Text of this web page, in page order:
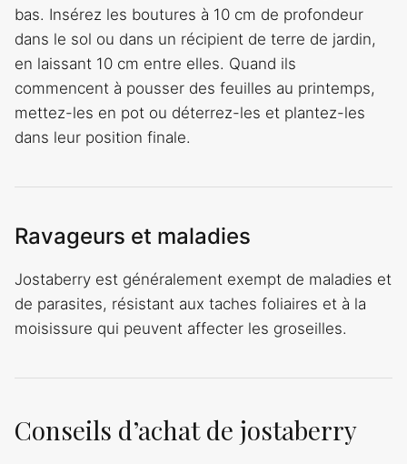
bas. Insérez les boutures à 10 cm de profondeur
dans le sol ou dans un récipient de terre de jardin,
en laissant 10 cm entre elles. Quand ils
commencent à pousser des feuilles au printemps,
mettez-les en pot ou déterrez-les et plantez-les
dans leur position finale.
Ravageurs et maladies
Jostaberry est généralement exempt de maladies et
de parasites, résistant aux taches foliaires et à la
moisissure qui peuvent affecter les groseilles.
Conseils d’achat de jostaberry